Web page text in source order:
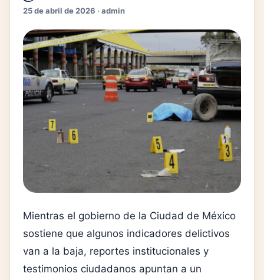
25 de abril de 2026 · admin
Mientras el gobierno de la Ciudad de México
sostiene que algunos indicadores delictivos
van a la baja, reportes institucionales y
testimonios ciudadanos apuntan a un